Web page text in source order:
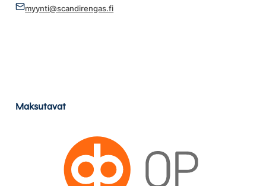
myynti@scandirengas.fi
Maksutavat